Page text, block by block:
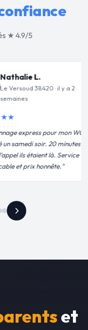
★ 4.9/5
C.
38420 · il y a 3
de mon chauffe-eau en
très pro, devis
propre. Je
et